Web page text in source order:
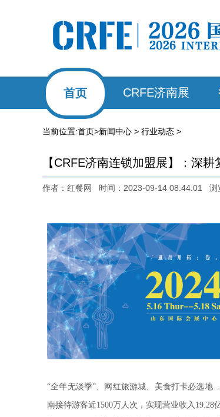
首页 CRFE济南展
当前位置:首页>新闻中心 > 行业动态 >
【CRFE济南连锁加盟展】：深
作者：红餐网 时间：2023-09-14 08:44:01 浏
“全年无淡季”、网红旅游城、美食打卡必选
南接待游客近1500万人次，实现营业收入